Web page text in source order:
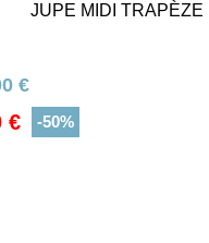
JUPE MIDI TRAPÈZE
€
€ -50%